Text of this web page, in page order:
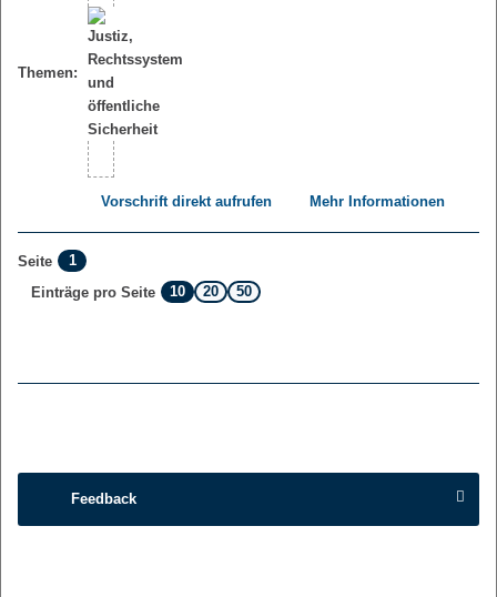
Themen:
Vorschrift direkt aufrufen Mehr Informationen
Seite
1
Einträge pro Seite
10 20 50
Feedback